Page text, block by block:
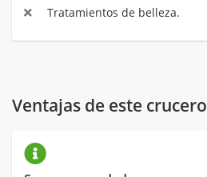
Tratamientos de belleza.
Ventajas de este crucero